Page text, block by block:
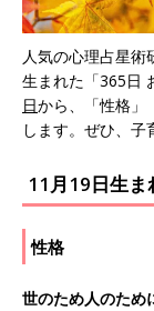
人気の心理占星
生まれた「365日
日から、「性格」
します。ぜひ、子
11月19日生ま
性格
世のため人のため